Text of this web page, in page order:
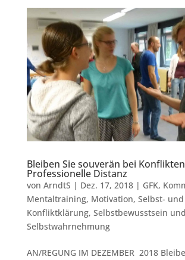
Bleiben Sie souverän bei
Professionelle Distanz
von ArndtS | Dez. 17, 2018| GFK,
Mentaltraining, Motivation, Selbst- und
Konfliktklärung, Selbstbewusstsein und
Selbstwahrnehmung
AN/REGUNG IM DEZEMBER 2018